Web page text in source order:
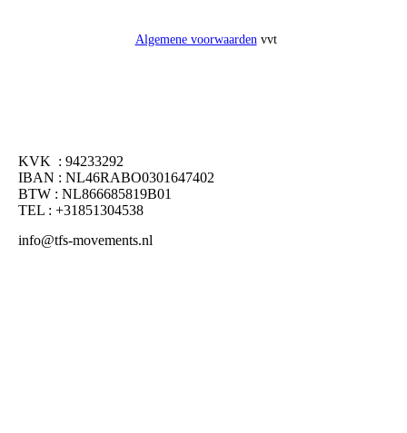
Algemene voorwaardenvvt
KVK : 94233292
IBAN : NL46RABO0301647402
BTW : NL866685819B01
TEL : +31851304538
info@tfs-movements.nl